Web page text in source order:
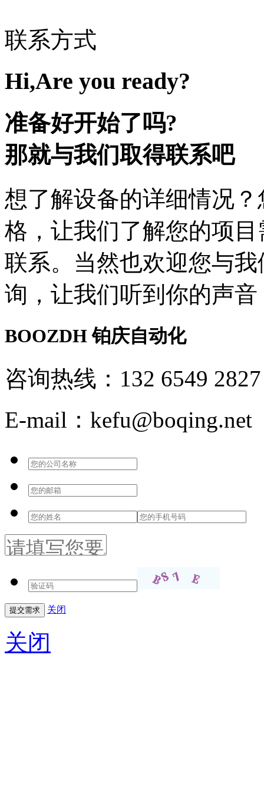
联系方式
Hi,Are you ready?
准备好开始了吗?
那就与我们取得联系吧
想了解设备的详细情况
格，让我们了解您的项
联系。当然也欢迎您与
询，让我们听到你的声音
BOOZDH铂庆自动化
咨询热线：132 6549 2827
E-mail：kefu@boqing.net
关闭
关闭